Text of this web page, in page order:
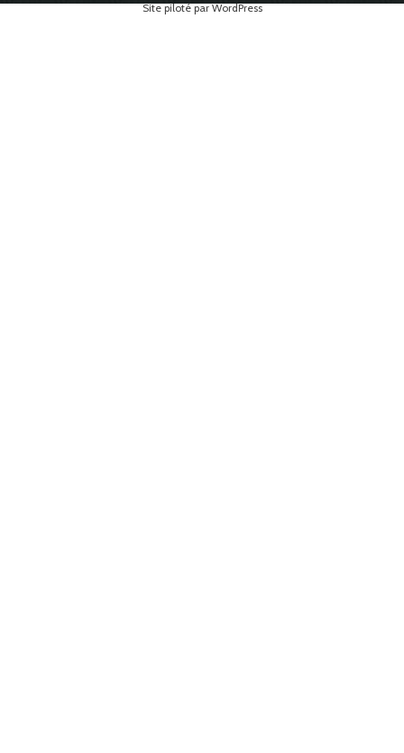
Site piloté par WordPress